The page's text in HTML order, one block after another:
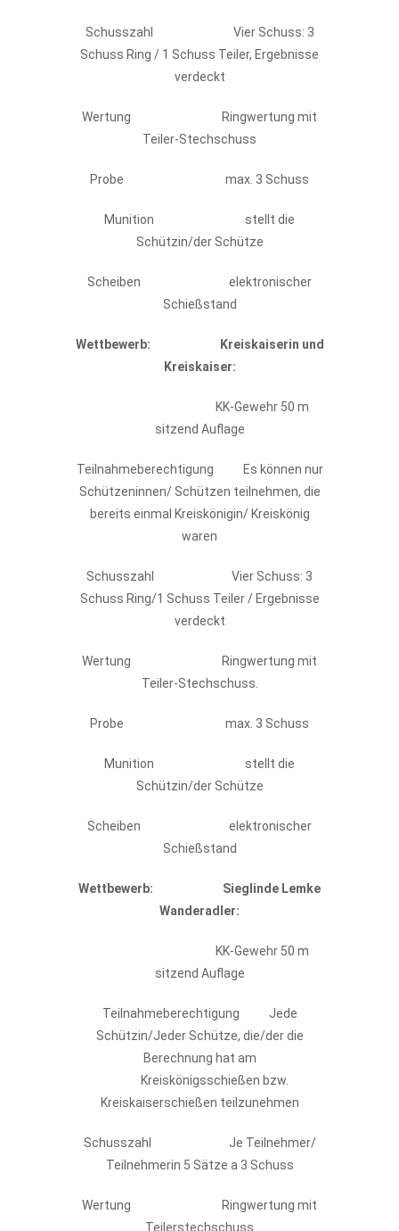
Schusszahl Vier Schuss: 3
Schuss Ring / 1 Schuss Teiler, Ergebnisse
verdeckt
Wertung Ringwertung mit
Teiler-Stechschuss
Probe max. 3 Schuss
Munition stellt die
Schützin/der Schütze
Scheiben elektronischer
Schießstand
Wettbewerb:
Kreiskaiserin und
Kreiskaiser:
KK-Gewehr 50 m
sitzend Auflage
Teilnahmeberechtigung Es können nur
Schützeninnen/ Schützen teilnehmen, die
bereits einmal Kreiskönigin/ Kreiskönig
waren
Schusszahl Vier Schuss: 3
Schuss Ring/1 Schuss Teiler / Ergebnisse
verdeckt
Wertung Ringwertung mit
Teiler-Stechschuss.
Probe max. 3 Schuss
Munition stellt die
Schützin/der Schütze
Scheiben elektronischer
Schießstand
Wettbewerb:
Sieglinde Lemke
Wanderadler:
KK-Gewehr 50 m
sitzend Auflage
Teilnahmeberechtigung Jede
Schützin/Jeder Schütze, die/der die
Berechnung hat am
Kreiskönigsschießen bzw.
Kreiskaiserschießen teilzunehmen
Schusszahl Je Teilnehmer/
Teilnehmerin 5 Sätze a 3 Schuss
Wertung Ringwertung mit
Teilerstechschuss